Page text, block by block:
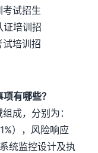
试招生
培训招
培训招
有哪些？
成，分别为：
），风险响应
统监控设计及执